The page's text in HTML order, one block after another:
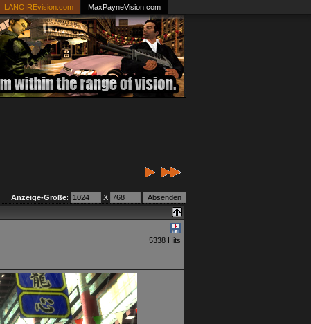
LANOIREvision.com MaxPayneVision.com
Anzeige-Größe: X
5338 Hits